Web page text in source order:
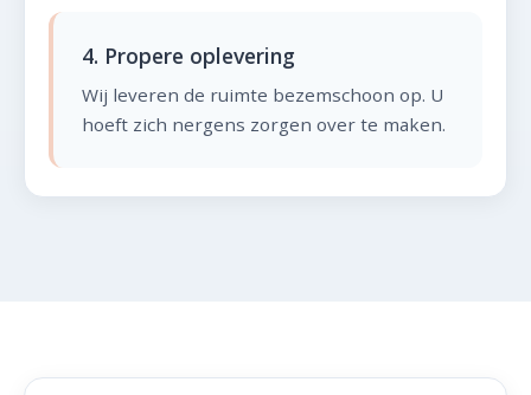
4. Propere oplevering
Wij leveren de ruimte bezemschoon op. U
hoeft zich nergens zorgen over te maken.